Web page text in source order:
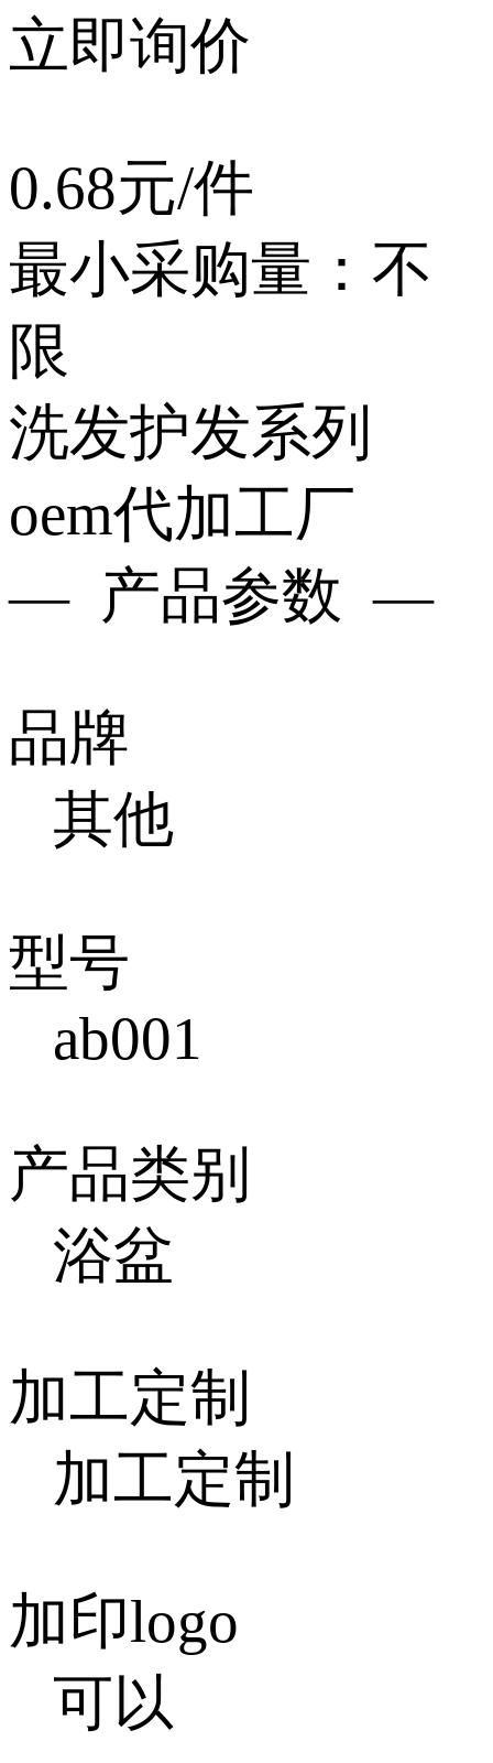
立即询价
0.68元/件
最小采购量：不
限
洗发护发系列
oem代加工厂
— 产品参数 —
品牌
其他
型号
ab001
产品类别
浴盆
加工定制
加工定制
加印logo
可以